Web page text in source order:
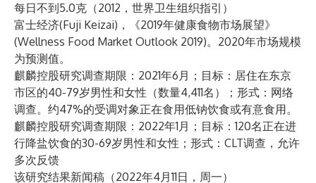
每日不到5.0克（2012，世界卫生组织指引）
富士经济(Fuji Keizai)，《2019年健康食物市场展望》
(Wellness Food Market Outlook 2019)。2020年市场规模
为预测值。
麒麟控股研究调查期限：2021年6月；目标：居住在东京
市区的40-79岁男性和女性（数量4,411名）；形式：网络
调查。约47%的受调对象正在食用低钠饮食或有意食用。
麒麟控股研究调查期限：2022年1月；目标：120名正在进
行降盐饮食的30-69岁男性和女性；形式：CLT调查，允许
多次反馈
该研究结果新闻稿（2022年4月11日，周一）